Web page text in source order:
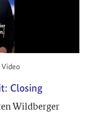
Video
Closing
Wildberger